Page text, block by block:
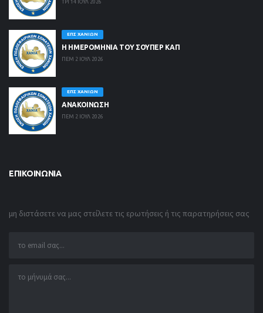
ΤΡΙ 14 ΙΟΥΛ 2026
ΕΠΣ ΧΑΝΊΩΝ
Η ΗΜΕΡΟΜΗΝΙΑ ΤΟΥ ΣΟΥΠΕΡ ΚΑΠ
ΠΕΜ 2 ΙΟΥΛ 2026
ΕΠΣ ΧΑΝΊΩΝ
ΑΝΑΚΟΙΝΩΣΗ
ΠΕΜ 2 ΙΟΥΛ 2026
ΕΠΙΚΟΙΝΩΝΊΑ
μη διστάσετε να μας στείλετε τις ερωτήσεις ή τις παρατηρήσεις σας